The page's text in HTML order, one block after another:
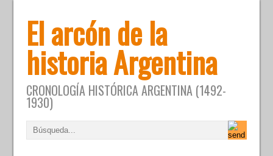
El arcón de la
historia Argentina
CRONOLOGÍA HISTÓRICA ARGENTINA (1492-
1930)